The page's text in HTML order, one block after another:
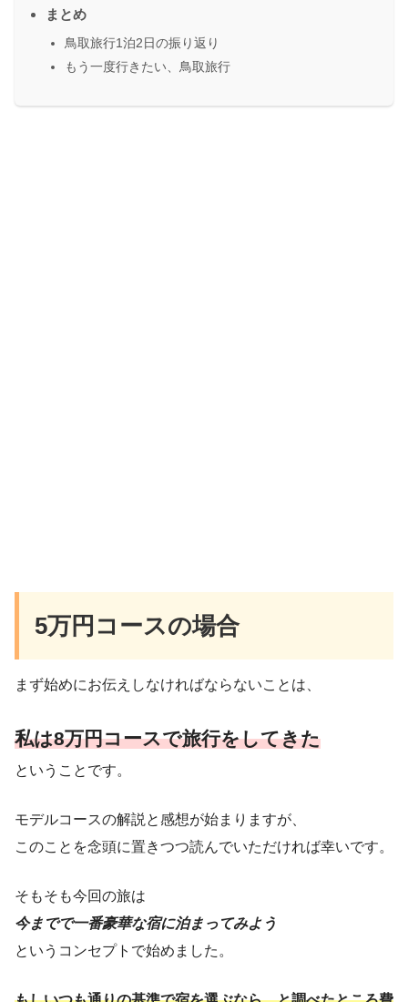
まとめ
鳥取旅行1泊2日の振り返り
もう一度行きたい、鳥取旅行
5万円コースの場合
まず始めにお伝えしなければならないことは、
私は8万円コースで旅行をしてきた
ということです。
モデルコースの解説と感想が始まりますが、
このことを念頭に置きつつ読んでいただければ幸いです。
そもそも今回の旅は
今までで一番豪華な宿に泊まってみよう
というコンセプトで始めました。